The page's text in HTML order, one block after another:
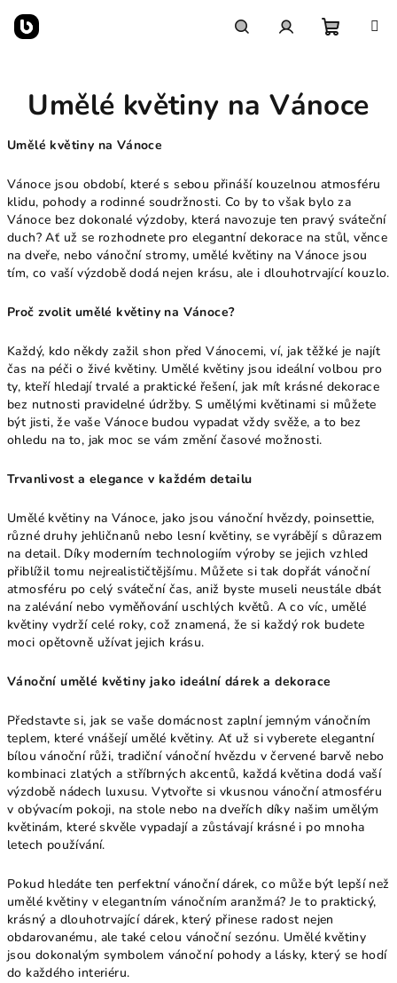
obsah
košík
Umělé květiny na Vánoce
Umělé květiny na Vánoce
Vánoce jsou období, které s sebou přináší kouzelnou atmosféru
klidu, pohody a rodinné soudržnosti. Co by to však bylo za
Vánoce bez dokonalé výzdoby, která navozuje ten pravý sváteční
duch? Ať už se rozhodnete pro elegantní dekorace na stůl, věnce
na dveře, nebo vánoční stromy, umělé květiny na Vánoce jsou
tím, co vaší výzdobě dodá nejen krásu, ale i dlouhotrvající kouzlo.
Proč zvolit umělé květiny na Vánoce?
Každý, kdo někdy zažil shon před Vánocemi, ví, jak těžké je najít
čas na péči o živé květiny. Umělé květiny jsou ideální volbou pro
ty, kteří hledají trvalé a praktické řešení, jak mít krásné dekorace
bez nutnosti pravidelné údržby. S umělými květinami si můžete
být jisti, že vaše Vánoce budou vypadat vždy svěže, a to bez
ohledu na to, jak moc se vám změní časové možnosti.
Trvanlivost a elegance v každém detailu
Umělé květiny na Vánoce, jako jsou vánoční hvězdy, poinsettie,
různé druhy jehličnanů nebo lesní květiny, se vyrábějí s důrazem
na detail. Díky moderním technologiím výroby se jejich vzhled
přiblížil tomu nejrealističtějšímu. Můžete si tak dopřát vánoční
atmosféru po celý sváteční čas, aniž byste museli neustále dbát
na zalévání nebo vyměňování uschlých květů. A co víc, umělé
květiny vydrží celé roky, což znamená, že si každý rok budete
moci opětovně užívat jejich krásu.
Vánoční umělé květiny jako ideální dárek a dekorace
Představte si, jak se vaše domácnost zaplní jemným vánočním
teplem, které vnášejí umělé květiny. Ať už si vyberete elegantní
bílou vánoční růži, tradiční vánoční hvězdu v červené barvě nebo
kombinaci zlatých a stříbrných akcentů, každá květina dodá vaší
výzdobě nádech luxusu. Vytvořte si vkusnou vánoční atmosféru
v obývacím pokoji, na stole nebo na dveřích díky našim umělým
květinám, které skvěle vypadají a zůstávají krásné i po mnoha
letech používání.
Pokud hledáte ten perfektní vánoční dárek, co může být lepší než
umělé květiny v elegantním vánočním aranžmá? Je to praktický,
krásný a dlouhotrvající dárek, který přinese radost nejen
obdarovanému, ale také celou vánoční sezónu. Umělé květiny
jsou dokonalým symbolem vánoční pohody a lásky, který se hodí
do každého interiéru.